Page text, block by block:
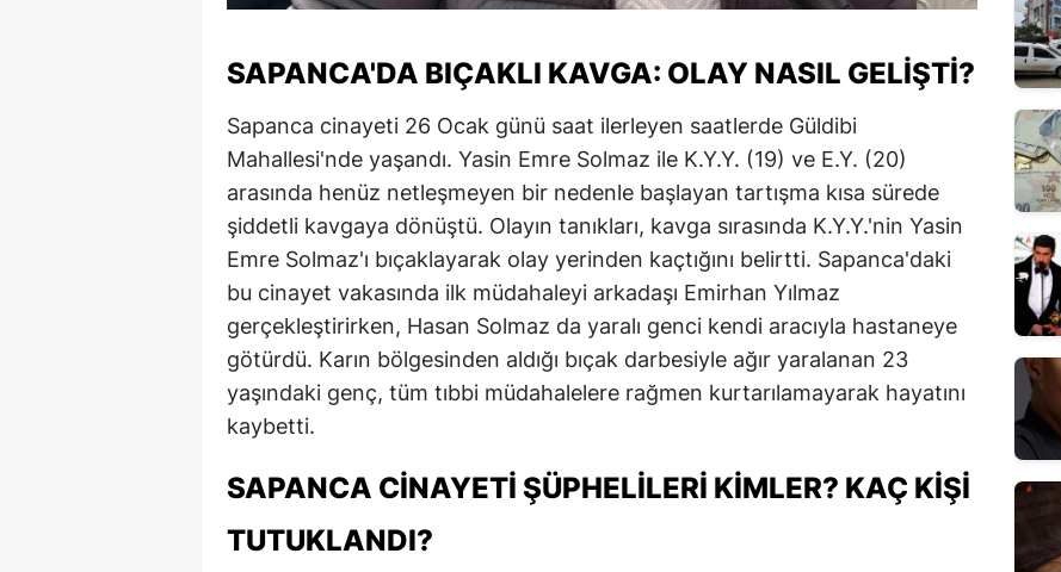
SAPANCA'DA BIÇAKLI KAVGA: OLAY NASIL GELIŞTI?
Sapanca cinayeti 26 Ocak günü saat ilerleyen saatlerde Güldibi
Mahallesi'nde yaşandı. Yasin Emre Solmaz ile K.Y.Y. (19) ve E.Y. (20)
arasında henüz netleşmeyen bir nedenle başlayan tartışma kısa sürede
şiddetli kavgaya dönüştü. Olayın tanıkları, kavga sırasında K.Y.Y.'nin Yasin
Emre Solmaz'ı bıçaklayarak olay yerinden kaçtığını belirtti. Sapanca'daki
bu cinayet vakasında ilk müdahaleyi arkadaşı Emirhan Yılmaz
gerçekleştirirken, Hasan Solmaz da yaralı genci kendi aracıyla hastaneye
götürdü. Karın bölgesinden aldığı bıçak darbesiyle ağır yaralanan 23
yaşındaki genç, tüm tıbbi müdahalelere rağmen kurtarılamayarak hayatını
kaybetti.
SAPANCA CINAYETI ŞÜPHELILERI KIMLER? KAÇ KIŞI
TUTUKLANDI?